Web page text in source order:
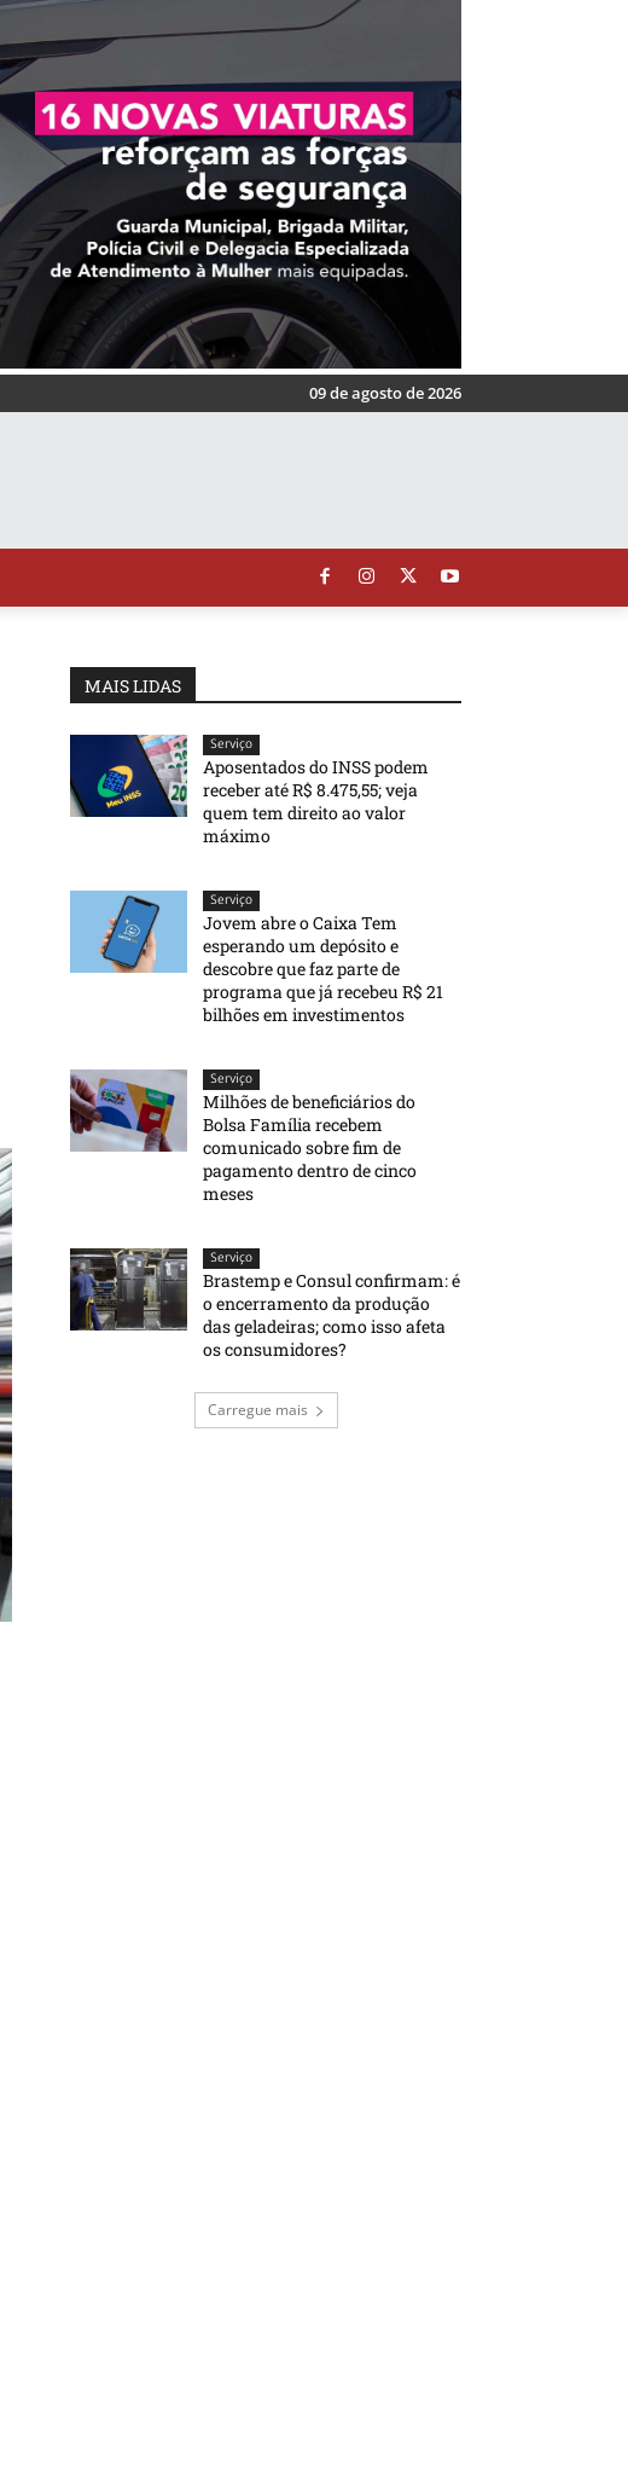
09 de agosto de 2026
MAIS LIDAS
Serviço
Aposentados do INSS podem
receber até R$ 8.475,55; veja
quem tem direito ao valor
máximo
Serviço
Jovem abre o Caixa Tem
esperando um depósito e
descobre que faz parte de
programa que já recebeu R$ 21
bilhões em investimentos
Serviço
Milhões de beneficiários do
Bolsa Família recebem
comunicado sobre fim de
pagamento dentro de cinco
meses
Serviço
Brastemp e Consul confirmam: é
o encerramento da produção
das geladeiras; como isso afeta
os consumidores?
Carregue mais